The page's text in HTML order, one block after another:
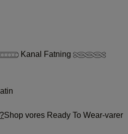
Kanal Fatning
Shop vores Ready To Wear-varer